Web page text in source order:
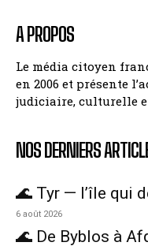
A PROPOS
Le média citoyen
en 2006 et présente
judiciaire, culturelle
NOS DERNIERS
🌊 Tyr — l’île qui
6 août 2026
🌊 De Byblos à